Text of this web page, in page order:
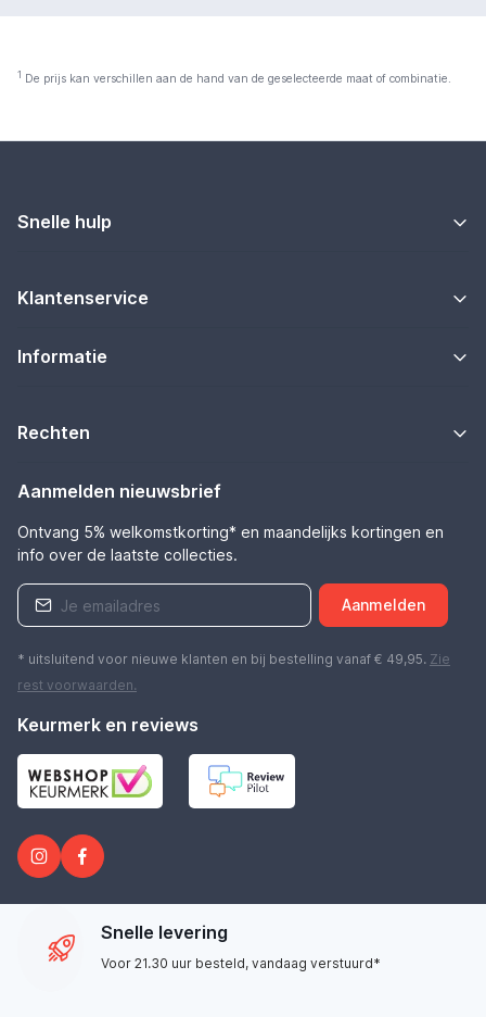
1 De prijs kan verschillen aan de hand van de geselecteerde maat of combinatie.
Snelle hulp
Klantenservice
Informatie
Rechten
Aanmelden nieuwsbrief
Ontvang 5% welkomstkorting* en maandelijks kortingen en
info over de laatste collecties.
Aanmelden
* uitsluitend voor nieuwe klanten en bij bestelling vanaf € 49,95. Zie
rest voorwaarden.
Keurmerk en reviews
Snelle levering
Voor 21.30 uur besteld, vandaag verstuurd*